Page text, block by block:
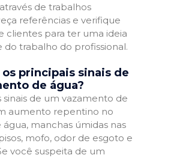
de trabalhos
referências e verifique
clientes para ter uma ideia
do trabalho do profissional.
os principais sinais de
de água?
sinais de um vazamento de
aumento repentino no
manchas úmidas nas
mofo, odor de esgoto e
você suspeita de um